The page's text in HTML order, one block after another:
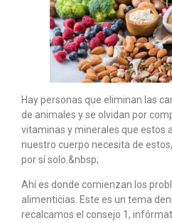
Hay personas que eliminan las
de animales y se olvidan por
vitaminas y minerales que estos
nuestro cuerpo necesita de
por sí solo.&nbsp;
Ahí es donde comienzan los
alimenticias. Este es un tema
recalcamos el consejo 1,